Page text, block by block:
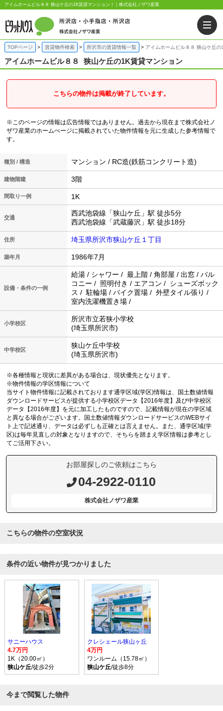
アイムホームビル８８ 狭山ケ丘の1K賃貸マンション！｜株式会社ノザワ産業
TOPページ 賃貸物件検索 所沢市の賃貸情報一覧 アイムホームビル８８ 狭山ケ丘
アイムホームビル８８ 狭山ケ丘の1K賃貸マンション
こちらの物件は掲載が終了しています。
※このページの情報は広告情報ではありません。過去から現在まで株式会社ノ
ザワ産業のホームぺージに掲載されていた物件情報を元に生成した参考情報で
す。
種別 / 構造 マンション / RC造(鉄筋コンクリート造)
建物階建 3階
間取り一例 1K
交通
西武池袋線「狭山ケ丘」駅 徒歩5分
西武池袋線「武蔵藤沢」駅 徒歩18分
住所 埼玉県所沢市狭山ケ丘１丁目
築年月 1986年7月
設備・条件の一例
給湯 / シャワー / 最上階 / 角部屋 / 出窓 / バル
コニー / 照明付き / エアコン / シューズボック
ス / 駐輪場 / バイク置場 / 外壁タイル張り /
室内洗濯機置き場 /
小学校区
所沢市立若狭小学校
(埼玉県所沢市)
中学校区
狭山ケ丘中学校
(埼玉県所沢市)
※各種情報と現状に差異がある場合は、現状優先となります。
※物件情報の学区情報について
当サイト物件情報に記載されております通学区域(学区)情報は、国土数値情報
ダウンロードサービスが提供する小学校区データ【2016年度】及び中学校区
データ【2016年度】を元に加工したものですので、記載情報が現在の学区域
と異なる場合がございます。国土数値情報ダウンロードサービスのWEBサイ
ト上で記述通り、データは必ずしも正確とは言えません。また、通学区域(学
区)は毎年見直しの対象となりますので、そちらを踏まえ学区情報は参考とし
てご活用下さい。
お部屋探しのご依頼はこちら
04-2922-0110
株式会社ノザワ産業
こちらの物件の空室状況
条件の近い物件が見つかりました
サニーハウス
4.7万円
1K（20.00㎡）
狭山ケ丘/徒歩2分
クレシェール狭山ヶ丘
4万円
ワンルーム（15.78㎡）
狭山ケ丘/徒歩8分
今まで閲覧した物件